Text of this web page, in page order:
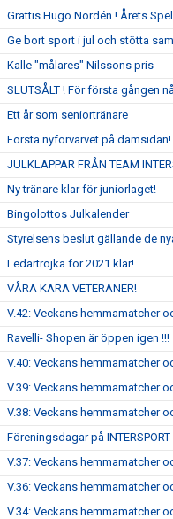
Grattis Hugo Nordén ! Årets
Ge bort sport i jul och stötta
Kalle "målares" Nilssons pris
SLUTSÅLT ! För första gången
Ett år som seniortränare
Första nyförvärvet på damsidan!
JULKLAPPAR FRÅN TEAM
Ny tränare klar för juniorlaget!
Bingolottos Julkalender
Styrelsens beslut gällande de
Ledartrojka för 2021 klar!
VÅRA KÄRA VETERANER!
V.42: Veckans hemmamatcher
Ravelli- Shopen är öppen igen !!!
V.40: Veckans hemmamatcher
V.39: Veckans hemmamatcher
V.38: Veckans hemmamatcher
Föreningsdagar på INTERSPORT
V.37: Veckans hemmamatcher
V.36: Veckans hemmamatcher
V.34: Veckans hemmamatcher